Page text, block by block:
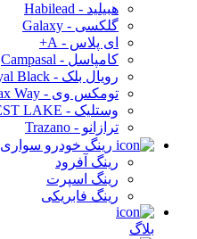
هبیلید - Habilead
گلکسی - Galaxy
ای پلاس - A+
کامپاسل - Campasal
رویال بلک - Royal Black
تومکس وی - Thomax Way
وستلیک - WEST LAKE
ترازانو - Trazano
رینگ خودرو سواری
رینگ آفرود
رینگ اسپرت
رینگ فابریکی
بلاگ